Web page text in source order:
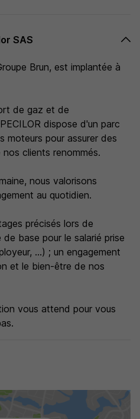
SAS
Brun, est implantée à
de gaz et de
dispose d'un parc
moteurs pour assurer des
clients renommés.
nous valorisons
au quotidien.
précisés lors de
base pour le salarié prise
...) ; un engagement
et le bien-être de nos
vous attend pour vous